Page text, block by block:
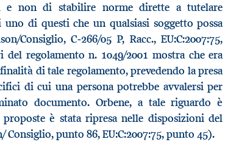
e non di stabilire norme dirette a tutelare
uno di questi che un qualsiasi soggetto possa
Consiglio, C‑266/05 P, Racc., EU:C:2007:75,
del regolamento n. 1049/2001 mostra che era
di tale regolamento, prevedendo la presa
di cui una persona potrebbe avvalersi per
documento. Orbene, a tale riguardo è
è stata ripresa nelle disposizioni del
Consiglio, punto 86, EU:C:2007:75, punto 45).